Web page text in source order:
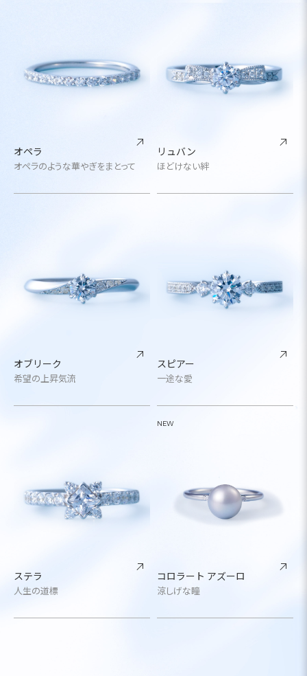
オペラ
オペラのような華やぎをまとって
リュバン
ほどけない絆
オブリーク
希望の上昇気流
スピアー
一途な愛
ステラ
人生の道標
コロラート アズーロ
涼しげな瞳
NEW